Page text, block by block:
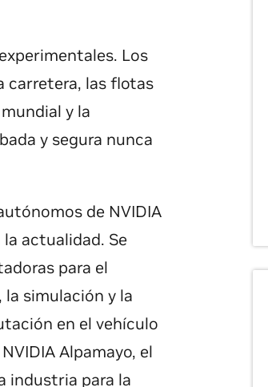
Los
carretera, las flotas
y la
y segura nunca
de NVIDIA
actualidad. Se
para el
la simulación y la
en el vehículo
Alpamayo, el
industria para la